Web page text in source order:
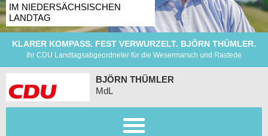
IM NIEDERSÄCHSISCHEN
LANDTAG
KLARER KOMPASS. FEST VERWURZELT. BJÖRN THÜMLER.
Ihr CDU Landtagsabgeordneter für die Wesermarsch und Rastede
BJÖRN THÜMLER
MdL